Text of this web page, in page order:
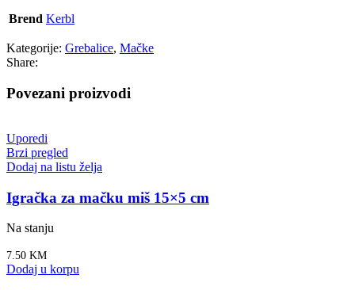
Brend Kerbl
Kategorije: Grebalice, Mačke
Share:
Povezani proizvodi
Uporedi
Brzi pregled
Dodaj na listu želja
Igračka za mačku miš 15×5 cm
Na stanju
7.50 KM
Dodaj u korpu